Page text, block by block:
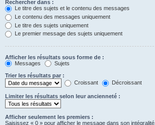
Rechercher dans :
Le titre des sujets et le contenu des messages
Le contenu des messages uniquement
Le titre des sujets uniquement
Le premier message des sujets uniquement
Afficher les résultats sous forme de :
Messages
Sujets
Trier les résultats par :
Croissant
Décroissant
Limiter les résultats selon leur ancienneté :
Afficher seulement les premiers :
Saisissez « 0 » pour afficher le message dans son intégralité.